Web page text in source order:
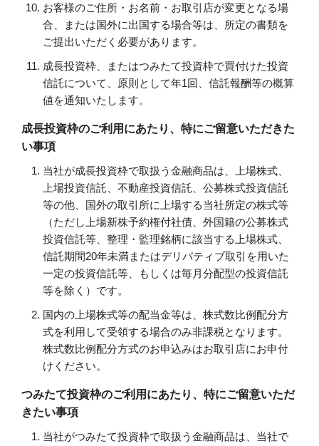
お客様のご住所・お名前・お取引店が変更となる場
合、または国外に出国する場合等は、所定の書類を
ご提出いただく必要があります。
成長投資枠、またはつみたて投資枠で買付けた投資
信託について、原則として年1回、信託報酬等の概算
値を通知いたします。
成長投資枠のご利用にあたり、特にご留意いただきた
い事項
当社が成長投資枠で取扱う金融商品は、上場株式、
上場投資信託、不動産投資信託、公募株式投資信託
等の他、国外の取引所に上場する当社所定の株式等
（ただし上場新株予約権付社債、外国籍の公募株式
投資信託等、整理・監理銘柄に該当する上場株式、
信託期間20年未満またはデリバティブ取引を用いた
一定の投資信託等、もしくは毎月分配型の投資信託
等を除く）です。
国内の上場株式等の配当金等は、株式数比例配分方
式を利用して受領する場合のみ非課税となります。
株式数比例配分方式のお申込みはお取引店にお申付
けください。
つみたて投資枠のご利用にあたり、特にご留意いただ
きたい事項
当社がつみたて投資枠で取扱う金融商品は、当社で